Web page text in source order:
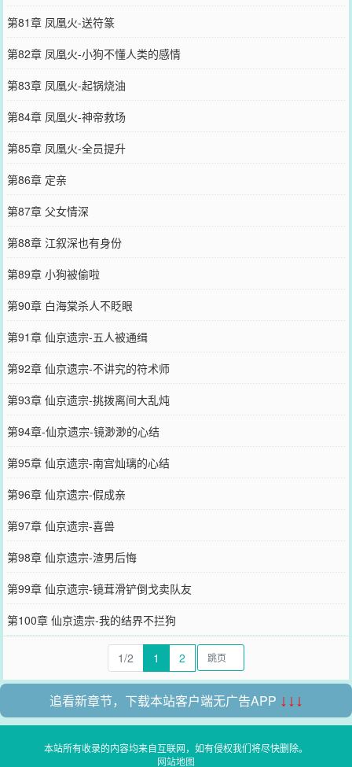
第81章 凤凰火-送符篆
第82章 凤凰火-小狗不懂人类的感情
第83章 凤凰火-起锅烧油
第84章 凤凰火-神帝救场
第85章 凤凰火-全员提升
第86章 定亲
第87章 父女情深
第88章 江叙深也有身份
第89章 小狗被偷啦
第90章 白海棠杀人不眨眼
第91章 仙京遗宗-五人被通缉
第92章 仙京遗宗-不讲究的符术师
第93章 仙京遗宗-挑拨离间大乱炖
第94章-仙京遗宗-镜渺渺的心结
第95章 仙京遗宗-南宫灿璃的心结
第96章 仙京遗宗-假成亲
第97章 仙京遗宗-喜兽
第98章 仙京遗宗-渣男后悔
第99章 仙京遗宗-镜茸滑铲倒戈卖队友
第100章 仙京遗宗-我的结界不拦狗
1/2 1 2
追看新章节，下载本站客户端无广告APP ↓↓↓
本站所有收录的内容均来自互联网，如有侵权我们将尽快删除。
网站地图